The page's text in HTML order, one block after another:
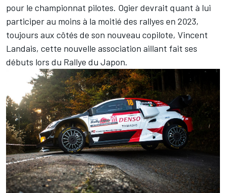
pour le championnat pilotes. Ogier devrait quant à lui
participer au moins à la moitié des rallyes en 2023,
toujours aux côtés de son nouveau copilote, Vincent
Landais, cette nouvelle association aillant fait ses
débuts lors du Rallye du Japon.